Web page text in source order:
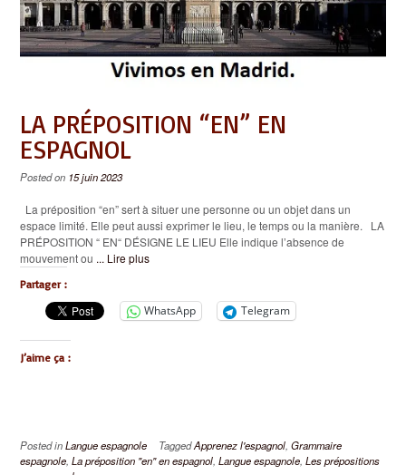
LA PRÉPOSITION “EN” EN
ESPAGNOL
Posted on 15 juin 2023
La préposition “en” sert à situer une personne ou un objet dans un
espace limité. Elle peut aussi exprimer le lieu, le temps ou la manière. LA
PRÉPOSITION “ EN“ DÉSIGNE LE LIEU Elle indique l’absence de
mouvement ou ... Lire plus
Partager :
WhatsApp Telegram
J’aime ça :
Posted inLangue espagnole TaggedApprenez l'espagnol, Grammaire
espagnole, La préposition "en" en espagnol, Langue espagnole, Les prépositions